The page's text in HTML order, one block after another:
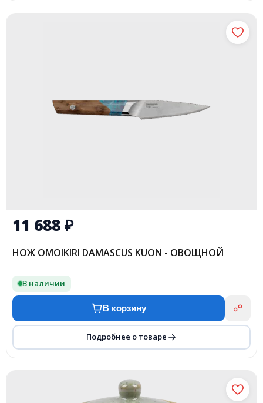
11 688₽
НОЖ OMOIKIRI DAMASCUS KUON - ОВОЩНОЙ
В наличии
В корзину
Подробнее о товаре